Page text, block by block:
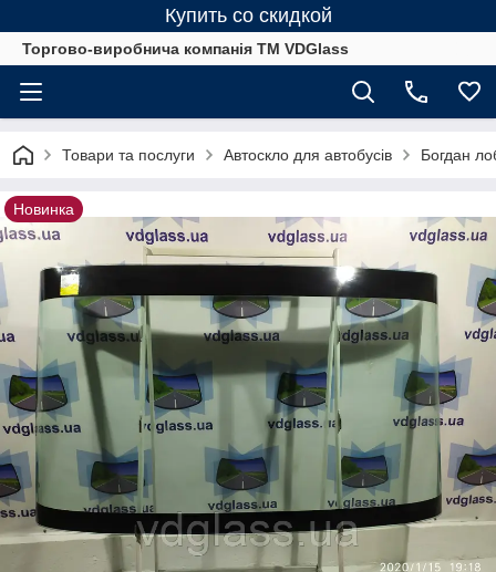
Купить со скидкой
Торгово-виробнича компанія ТМ VDGlass
Товари та послуги Автоскло для автобуcів Богдан
Новинка